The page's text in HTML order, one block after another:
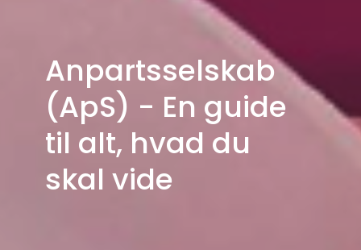
Anpartsselskab
(ApS) - En guide
til alt, hvad du
skal vide